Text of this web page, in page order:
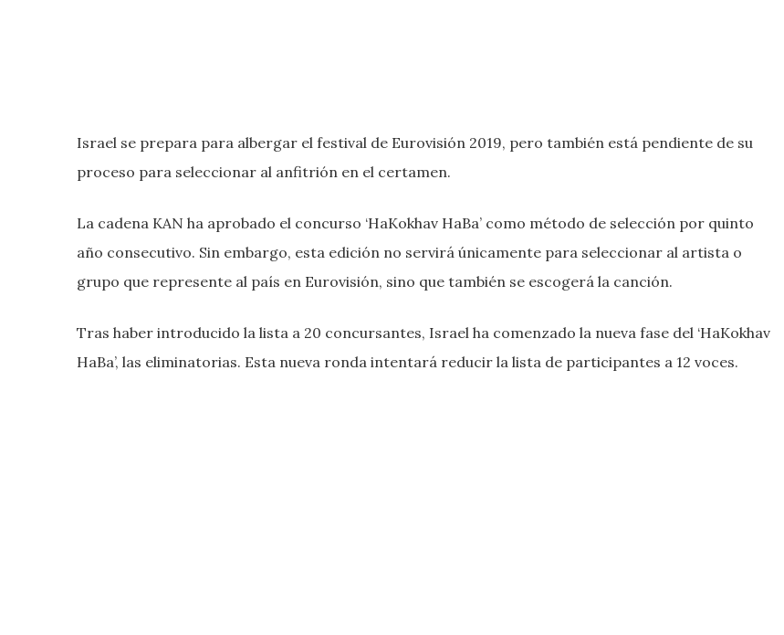
Israel se prepara para albergar el festival de Eurovisión 2019, pero también está pendiente de su
proceso para seleccionar al anfitrión en el certamen.
La cadena KAN ha aprobado el concurso ‘HaKokhav HaBa’ como método de selección por quinto
año consecutivo. Sin embargo, esta edición no servirá únicamente para seleccionar al artista o
grupo que represente al país en Eurovisión, sino que también se escogerá la canción.
Tras haber introducido la lista a 20 concursantes, Israel ha comenzado la nueva fase del ‘HaKokhav
HaBa’, las eliminatorias. Esta nueva ronda intentará reducir la lista de participantes a 12 voces.